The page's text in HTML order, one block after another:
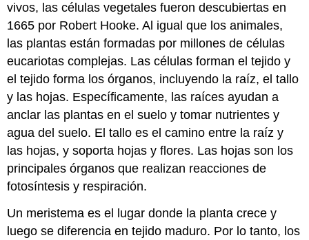
\
(\PageIndex{3}\).
Vocabulary
and
Key
\
(\PageIndex{4}\).
Your
Knowledge
\
(\PageIndex{5}\).
Can
You
These
Plants?
vivos, las células vegetales fueron descubiertas en
1665 por Robert Hooke. Al igual que los animales,
las plantas están formadas por millones de células
eucariotas complejas. Las células forman el tejido y
el tejido forma los órganos, incluyendo la raíz, el tallo
y las hojas. Específicamente, las raíces ayudan a
anclar las plantas en el suelo y tomar nutrientes y
agua del suelo. El tallo es el camino entre la raíz y
las hojas, y soporta hojas y flores. Las hojas son los
principales órganos que realizan reacciones de
fotosíntesis y respiración.
Un meristema es el lugar donde la planta crece y
luego se diferencia en tejido maduro. Por lo tanto, los